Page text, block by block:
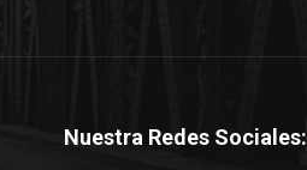
Nuestra Redes Sociales: